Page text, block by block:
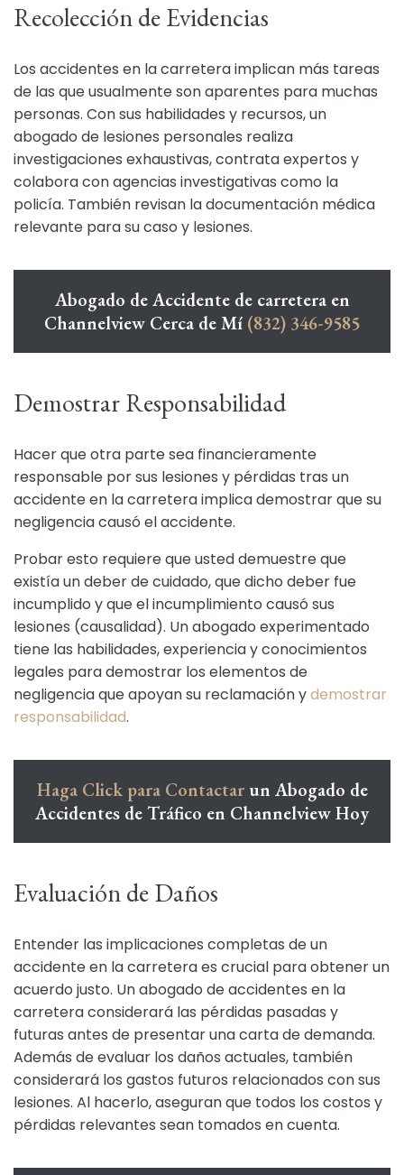
Recolección de Evidencias
Los accidentes en la carretera implican más tareas
de las que usualmente son aparentes para muchas
personas. Con sus habilidades y recursos, un
abogado de lesiones personales realiza
investigaciones exhaustivas, contrata expertos y
colabora con agencias investigativas como la
policía. También revisan la documentación médica
relevante para su caso y lesiones.
Abogado de Accidente de carretera en
Channelview Cerca de Mí (832) 346-9585
Demostrar Responsabilidad
Hacer que otra parte sea financieramente
responsable por sus lesiones y pérdidas tras un
accidente en la carretera implica demostrar que su
negligencia causó el accidente.
Probar esto requiere que usted demuestre que
existía un deber de cuidado, que dicho deber fue
incumplido y que el incumplimiento causó sus
lesiones (causalidad). Un abogado experimentado
tiene las habilidades, experiencia y conocimientos
legales para demostrar los elementos de
negligencia que apoyan su reclamación ydemostrar
responsabilidad.
Haga Click para Contactarun Abogado de
Accidentes de Tráfico en Channelview Hoy
Evaluación de Daños
Entender las implicaciones completas de un
accidente en la carretera es crucial para obtener un
acuerdo justo. Un abogado de accidentes en la
carretera considerará las pérdidas pasadas y
futuras antes de presentar una carta de demanda.
Además de evaluar los daños actuales, también
considerará los gastos futuros relacionados con sus
lesiones. Al hacerlo, aseguran que todos los costos y
pérdidas relevantes sean tomados en cuenta.